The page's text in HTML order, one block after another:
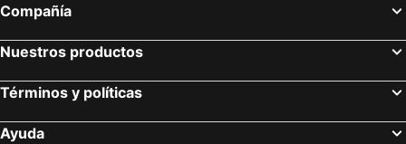
Compañía
Nuestros productos
Términos y políticas
Ayuda